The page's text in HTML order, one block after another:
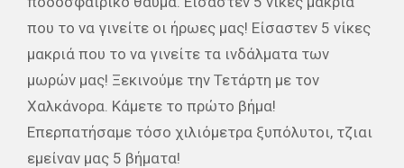
που το να γινείτε οι ήρωες μας! Είσαστεν 5 νίκες
μακριά που το να γινείτε τα ινδάλματα των
μωρών μας! Ξεκινούμε την Τετάρτη με τον
Χαλκάνορα. Κάμετε το πρώτο βήμα!
Επερπατήσαμε τόσο χιλιόμετρα ξυπόλυτοι, τζιαι
εμείναν μας 5 βήματα!